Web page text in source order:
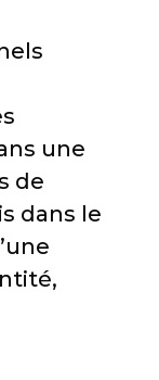
une
de
dans le